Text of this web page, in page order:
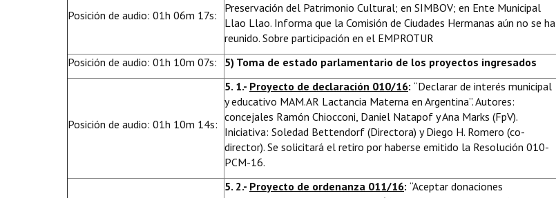
Posición de audio: 01h 06m 17s:
Preservación del Patrimonio Cultural; en SIMBOV; en Ente Municipal
Llao Llao. Informa que la Comisión de Ciudades Hermanas aún no se ha
reunido. Sobre participación en el EMPROTUR
Posición de audio: 01h 10m 07s:
5) Toma de estado parlamentario de los proyectos ingresados
Posición de audio: 01h 10m 14s:
5. 1.- Proyecto de declaración 010/16: “Declarar de interés municipal
y educativo MAM.AR Lactancia Materna en Argentina”. Autores:
concejales Ramón Chiocconi, Daniel Natapof y Ana Marks (FpV).
Iniciativa: Soledad Bettendorf (Directora) y Diego H. Romero (co-
director). Se solicitará el retiro por haberse emitido la Resolución 010-
PCM-16.
5. 2.- Proyecto de ordenanza 011/16: “Aceptar donaciones